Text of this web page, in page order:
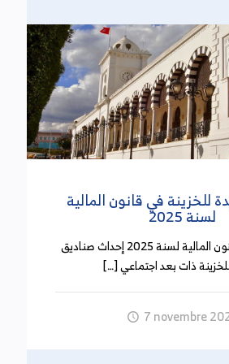
ما قدره 1,568مليون دينار دون تسجيل أية
المحققة لهذا الحساب قد
بلغت في نهاية سنة 2022 ما قدره 2,626مليون دينار
تداول المبالغ المالية النقدية
أو تفوق 5ألاف دينار
صدر بالرائد الرسمي عدد 126 ليوم الثلاثاء 14 أكتوبر
من القانون عدد 54 لسنة 2024 والمتعلق بحجز المبالغ
النقدية التي تساوي أو تفوق 5 آلاف دينار والتي لم يقع
للخزينة في قانون المالية
لسنة 2025
تضمن مشروع قانون المالية لسنة 2025 إحداث صناديق
ذات بعد اجتماعي […]
7 novembre